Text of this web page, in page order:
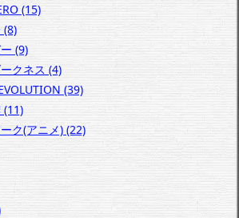
(15)
(8)
(9)
クネス (4)
(39)
(11)
ク(アニメ) (22)